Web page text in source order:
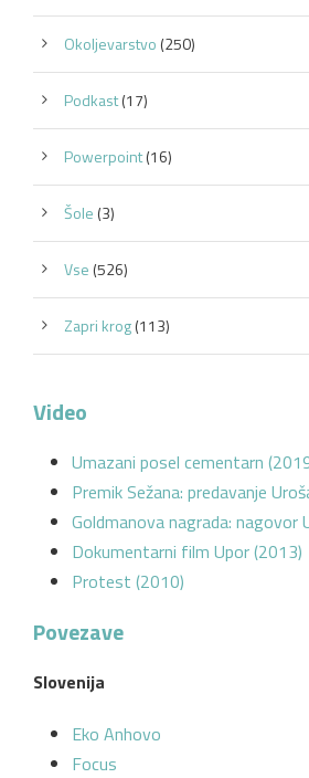
Okoljevarstvo (250)
Podkast(17)
Powerpoint(16)
Šole (3)
Vse (526)
Zapri krog(113)
Video
Umazani posel cementarn
Premik Sežana: predavanje
Goldmanova nagrada: nagovor
Dokumentarni film Upor (2013)
Protest (2010)
Povezave
Slovenija
Eko Anhovo
Focus